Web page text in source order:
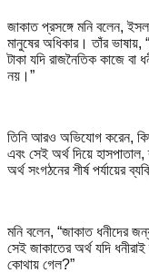
জাকাত প্রসঙ্গে মনি বলেন,
মানুষের অধিকার। তাঁর
টাকা যদি রাজনৈতিক কাজে বা
নয়।”
তিনি আরও অভিযোগ করেন,
এবং সেই অর্থ দিয়ে
অর্থ সংগঠনের শীর্ষ পর্যায়ের
মনি বলেন, “জাকাত ধনীদের
সেই জাকাতের অর্থ যদি
কোথায় গেল?”